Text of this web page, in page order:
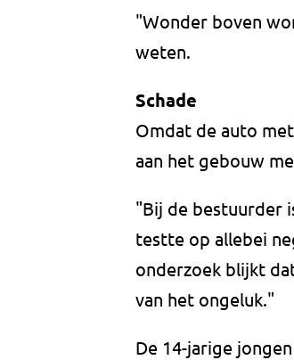
"Wonder boven
weten.
Schade
Omdat de auto
aan het gebouw
"Bij de bestuurder
testte op allebei
onderzoek blijkt
van het ongeluk."
De 14-jarige